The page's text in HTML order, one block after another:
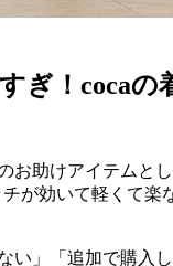
ぎ！coca
助けアイテムと
が効いて軽くて
」「追加で購入し